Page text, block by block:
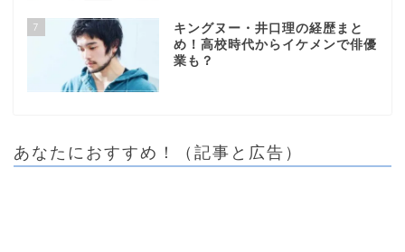
7
キングヌー・井口理の経歴まと
め！高校時代からイケメンで俳優
業も？
あなたにおすすめ！（記事と広告）